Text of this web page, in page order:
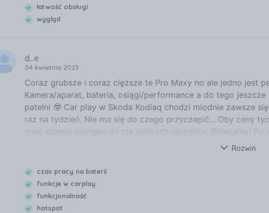
łatwość obsługi
wygląd
d...e
04 kwietnia 2023
Coraz grubsze i coraz cięższe te Pro Maxy no ale jedno jest
Kamera/aparat, bateria, osiągi/performance a do tego
patelni 🤓 Car play w Skoda Kodiaq chodzi miodnie zawsze
raz na tydzień. Nie ma się do czego przyczepić... Oby ceny
mieć szanse dostępu do tak dobrych sprzętów. Polecamy!
samusnga na nowy poprzez jakiś tam smart sync... Ledwo się
każdym kroku oszczedasz czas, nerwy i zdrowie. Amen.
Rozwiń
czas pracy na baterii
funkcje w carplay
funkcjonalność
hotspot